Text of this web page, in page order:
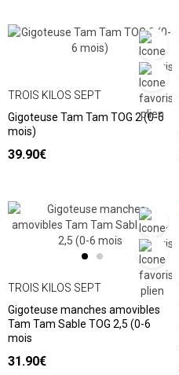
TROIS KILOS SEPT
Gigoteuse Tam Tam TOG 2 (0-6
mois)
39.90€
TROIS KILOS SEPT
Gigoteuse manches amovibles
Tam Tam Sable TOG 2,5 (0-6
mois
31.90€